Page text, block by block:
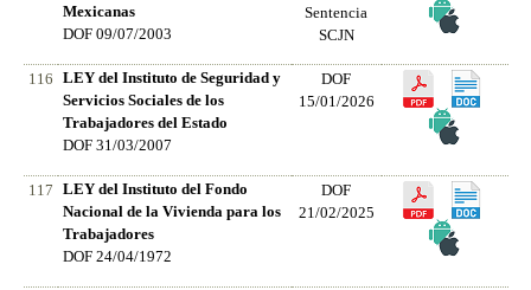
Mexicanas
DOF 09/07/2003
Sentencia
SCJN
116
LEY del Instituto de Seguridad y
Servicios Sociales de los
Trabajadores del Estado
DOF 31/03/2007
DOF
15/01/2026
117
LEY del Instituto del Fondo
Nacional de la Vivienda para los
Trabajadores
DOF 24/04/1972
DOF
21/02/2025